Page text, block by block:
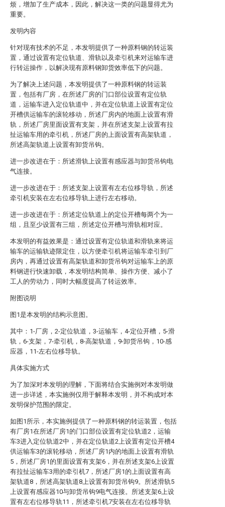
烦，增加了生产成本，因此，解决这一类的问题显得尤为
重要。
发明内容
针对现有技术的不足，本发明提供了一种原料钢的转运装
置，通过设置有定位轨道、滑轨以及牵引机来对运输车进
行转运操作，以解决现有原料钢卸货效率低下的问题。
为了解决上述问题，本发明提供了一种原料钢的转运装
置，包括有厂房，在所述厂房的门口部位设置有定位轨
道，运输车进入定位轨道中，并在定位轨道上设置有定位
开槽供运输车的滚轮移动，所述厂房内的地面上设置有滑
轨，所述厂房里面设置有支架，并在所述支架上设置有拉
扯运输车用的牵引机，所述厂房的上面设置有高架轨道，
所述高架轨道上设置有卸货吊钩。
进一步改进在于：所述滑轨上设置有感应器与卸货吊钩电
气连接。
进一步改进在于：所述支架上设置有左右位移导轨，所述
牵引机安装在左右位移导轨上进行左右移动。
进一步改进在于：所述定位轨道上的定位开槽每两个为一
组，且至少设置有三组，所述定位开槽与滑轨相对应。
本发明的有益效果是：通过设置有定位轨道和滑轨来将运
输车的运输轨迹限定住，以方便牵引机将运输车牵引到厂
房内，再通过设置有高架轨道和卸货吊钩对运输车上的原
料钢进行快速卸载，本发明结构简单、操作方便、减小了
工人的劳动力，同时大幅度提高了转运效率。
附图说明
图1是本发明的结构示意图。
其中：1-厂房，2-定位轨道，3-运输车，4-定位开槽，5-滑
轨，6-支架，7-牵引机，8-高架轨道，9-卸货吊钩，10-感
应器，11-左右位移导轨。
具体实施方式
为了加深对本发明的理解，下面将结合实施例对本发明做
进一步详述，本实施例仅用于解释本发明，并不构成对本
发明保护范围的限定。
如图1所示，本实施例提供了一种原料钢的转运装置，包括
有厂房1在所述厂房1的门口部位设置有定位轨道2，运输
车3进入定位轨道2中，并在定位轨道2上设置有定位开槽4
供运输车3的滚轮移动，所述厂房1内的地面上设置有滑轨
5，所述厂房1的里面设置有支架6，并在所述支架6上设置
有拉扯运输车3用的牵引机7，所述厂房1的上面设置有高
架轨道8，所述高架轨道8上设置有卸货吊钩9。所述滑轨5
上设置有感应器10与卸货吊钩9电气连接。所述支架6上设
置有左右位移导轨11，所述牵引机7安装在左右位移导轨